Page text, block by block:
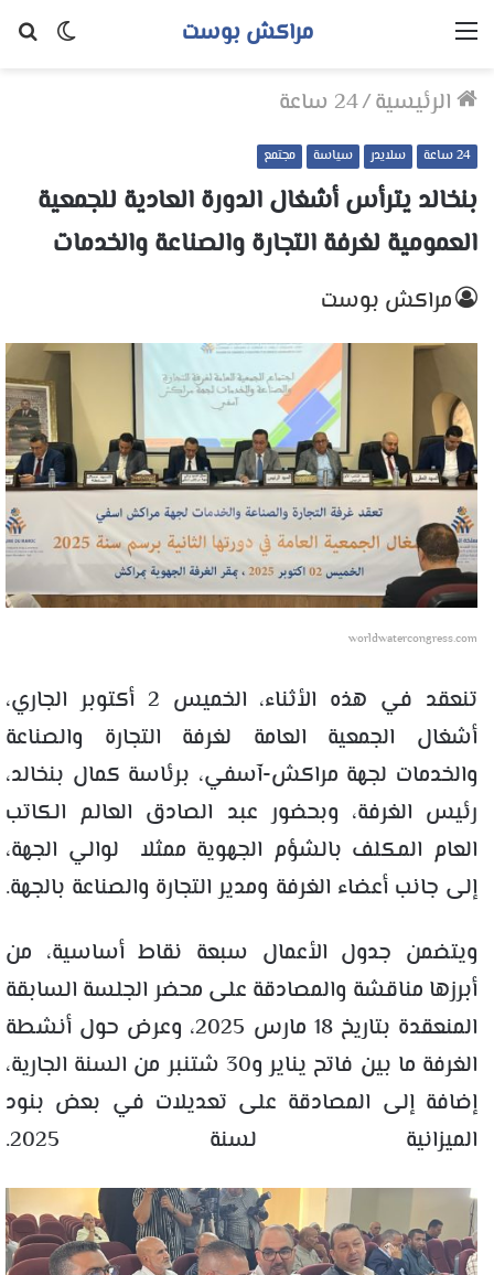
الوضع
مراكش بوست القائمة
الرئيسية/24 ساعة
24 ساعة سلايدر سياسة مجتمع
بنخالد يترأس أشغال الدورة العادية للجمعية
العمومية لغرفة التجارة والصناعة والخدمات
مراكش بوست
worldwatercongress.com
تنعقد في هذه الأثناء، الخميس 2 أكتوبر الجاري،
أشغال الجمعية العامة لغرفة التجارة والصناعة
والخدمات لجهة مراكش-آسفي، برئاسة كمال بنخالد،
رئيس الغرفة، وبحضور عبد الصادق العالم الكاتب
العام المكلف بالشؤم الجهوية ممثلا لوالي الجهة،
إلى جانب أعضاء الغرفة ومدير التجارة والصناعة بالجهة.
ويتضمن جدول الأعمال سبعة نقاط أساسية، من
أبرزها مناقشة والمصادقة على محضر الجلسة السابقة
المنعقدة بتاريخ 18 مارس 2025، وعرض حول أنشطة
الغرفة ما بين فاتح يناير و30 شتنبر من السنة الجارية،
إضافة إلى المصادقة على تعديلات في بعض بنود
الميزانية لسنة 2025.